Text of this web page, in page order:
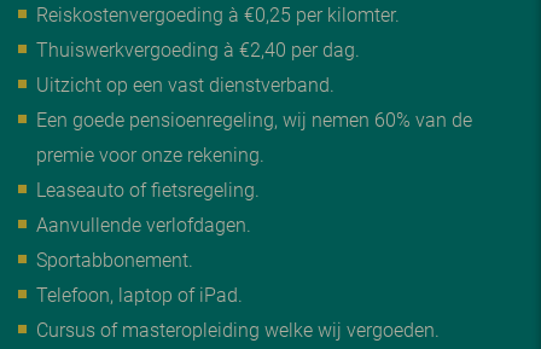
Reiskostenvergoeding à €0,25 per kilomter.
Thuiswerkvergoeding à €2,40 per dag.
Uitzicht op een vast dienstverband.
Een goede pensioenregeling, wij nemen 60% van de
premie voor onze rekening.
Leaseauto of fietsregeling.
Aanvullende verlofdagen.
Sportabbonement.
Telefoon, laptop of iPad.
Cursus of masteropleiding welke wij vergoeden.